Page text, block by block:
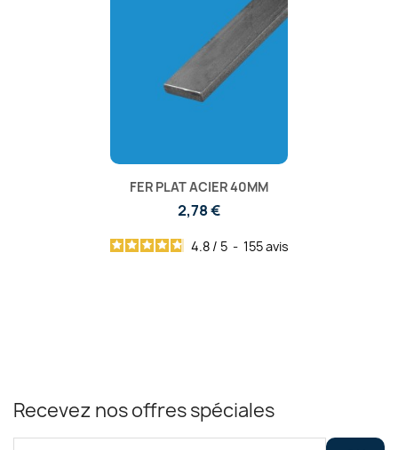
FER PLAT ACIER 40MM
2,78 €
4.8 / 5 - 155avis
Recevez nos offres spéciales